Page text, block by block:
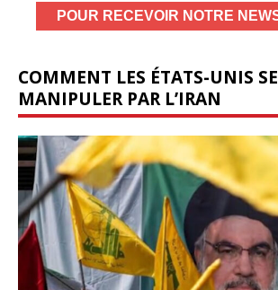
COMMENT LES ÉTATS-UNIS
MANIPULER PAR L’IRAN